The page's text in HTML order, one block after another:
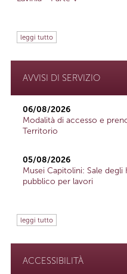
leggi tutto
AVVISI DI SERVIZIO
06/08/2026
Modalità di accesso e
Territorio
05/08/2026
Musei Capitolini: Sale
pubblico per lavori
leggi tutto
ACCESSIBILITÀ